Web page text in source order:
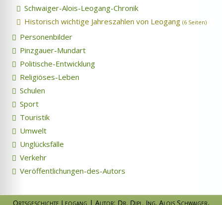
Schwaiger-Alois-Leogang-Chronik
Historisch wichtige Jahreszahlen von Leogang (6 Seiten)
Personenbilder
Pinzgauer-Mundart
Politische-Entwicklung
Religiöses-Leben
Schulen
Sport
Touristik
Umwelt
Unglücksfälle
Verkehr
Veröffentlichungen-des-Autors
Ortsgeschichte Leogang | Autor: Dr. Dipl. Ing. Alois Schwaiger,